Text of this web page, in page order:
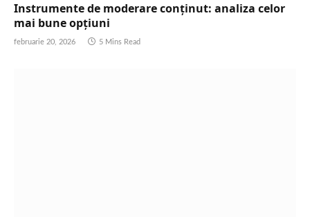
Instrumente de moderare conținut: analiza celor
mai bune opțiuni
februarie 20, 2026 5 Mins Read